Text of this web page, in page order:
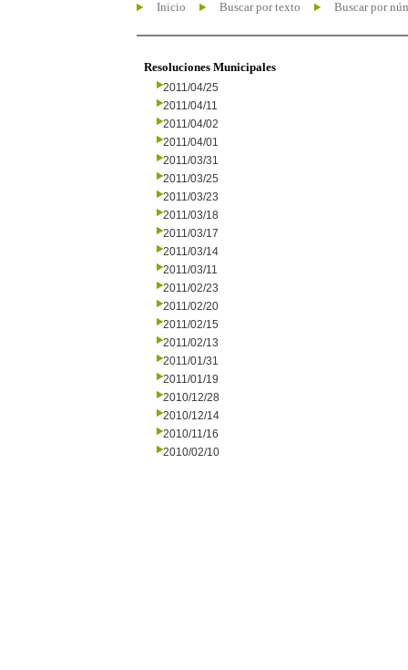
Inicio Buscar por texto Buscar por
Resoluciones Municipales
2011/04/25
2011/04/11
2011/04/02
2011/04/01
2011/03/31
2011/03/25
2011/03/23
2011/03/18
2011/03/17
2011/03/14
2011/03/11
2011/02/23
2011/02/20
2011/02/15
2011/02/13
2011/01/31
2011/01/19
2010/12/28
2010/12/14
2010/11/16
2010/02/10